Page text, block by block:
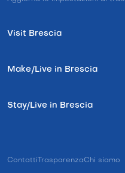
Visit Brescia
Make/Live in Brescia
Stay/Live in Brescia
Contatti TrasparenzaChi siamo